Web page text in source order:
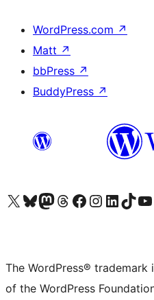
WordPress.com ↗
Matt ↗
bbPress ↗
BuddyPress ↗
Visit our X (formerly Twitter) account
Visit our Bluesky account
Visit our Mastodon account
Visit our Threads account
Visit our Facebook page
Visit our Instagram account
Visit our LinkedIn
Visit ourVisit
The WordPress®
of the WordPress